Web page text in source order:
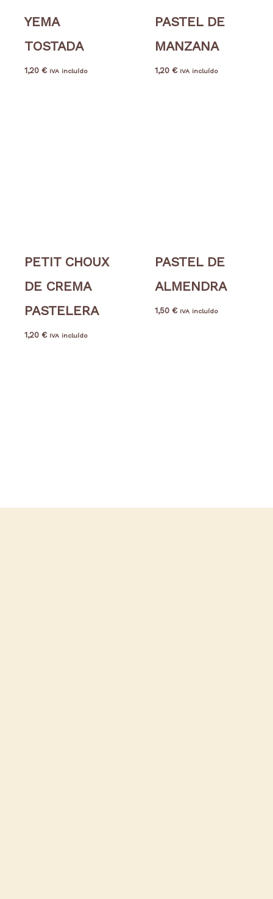
YEMA
TOSTADA
1,20 € IVA incluído
PASTEL DE
MANZANA
1,20 € IVA incluído
PETIT CHOUX
DE CREMA
PASTELERA
1,20 € IVA incluído
PASTEL DE
ALMENDRA
1,50 € IVA incluído